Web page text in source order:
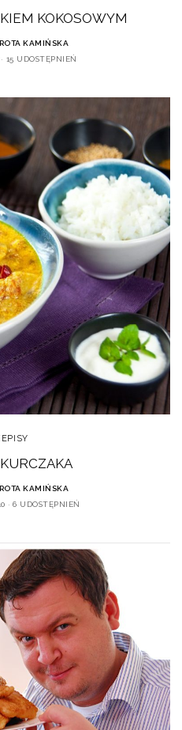
KOKOSOWYM
KAMIŃSKA
15 UDOSTĘPNIEŃ
KAMIŃSKA
6 UDOSTĘPNIEŃ